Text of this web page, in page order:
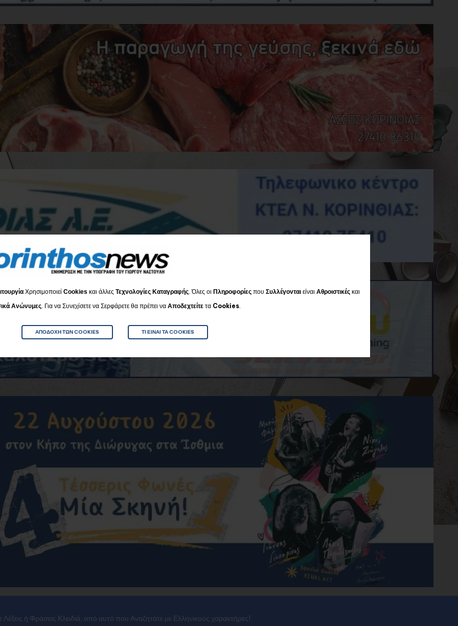
Χρησιμοποιεί Cookies και άλλες Τεχνολογίες Καταγραφής. Όλες οι Πληροφορίες που Συλλέγονται είναι Αθροιστικές και
Ανώνυμες. Για να Συνεχίσετε να Σερφάρετε θα πρέπει να Αποδεχτείτε τα Cookies.
ΑΠΟΔΟΧΉ ΤΩΝ COOKIES ΤΙ ΕΊΝΑΙ ΤΑ COOKIES
Λέξεις ή Φράσεις Κλειδιά, από αυτό που Αναζητάτε με Ελληνικούς χαρακτήρες!